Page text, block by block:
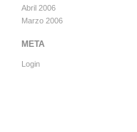
Abril 2006
Marzo 2006
META
Login